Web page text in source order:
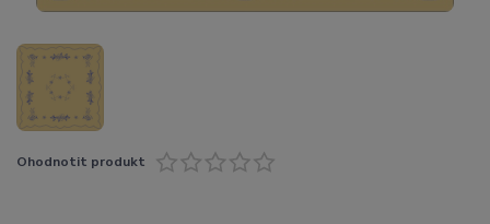
Ohodnotit produkt